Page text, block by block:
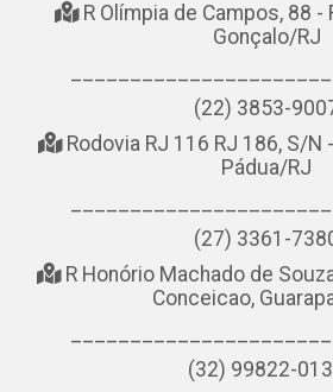
R Olímpia de Campos, 88 -
Gonçalo/RJ
(22) 3853-
Rodovia RJ 116 RJ 186, S/N
Pádua/RJ
(27) 3361-
R Honório Machado de
Conceicao,
(32) 99822-